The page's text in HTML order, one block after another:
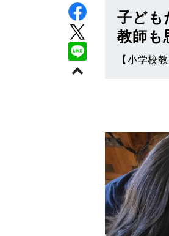
子ども
教師も
【小学校